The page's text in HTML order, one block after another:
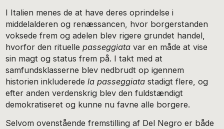
I Italien menes de at have deres oprindelse i
middelalderen og renæssancen, hvor borgerstanden
voksede frem og adelen blev rigere grundet handel,
hvorfor den rituellepasseggiatavar en måde at vise
sin magt og status frem på. I takt med at
samfundsklasserne blev nedbrudt op igennem
historien inkluderedela passeggiatastadigt flere, og
efter anden verdenskrig blev den fuldstændigt
demokratiseret og kunne nu favne alle borgere.
Selvom ovenstående fremstilling af Del Negro er både